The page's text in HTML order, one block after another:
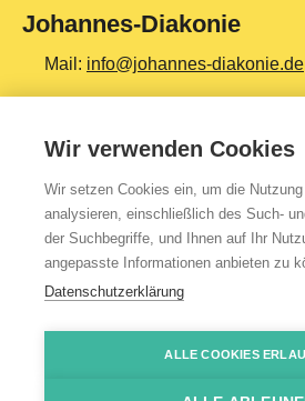
Johannes-Diakonie
Mail: info@johannes-diakonie.de
Tel:06261 - 88-0
Top Themen
Teilhabe & Assistenz
Altenpflege
HinSchG-/LkSG-Hinweis JoDi Shop
Wir verwenden Cookies
Wir setzen Cookies ein, um die
analysieren, einschließlich des Such-
der Suchbegriffe, und Ihnen auf Ihr
angepasste Informationen anbieten zu
Datenschutzerklärung
ALLE COOKIES